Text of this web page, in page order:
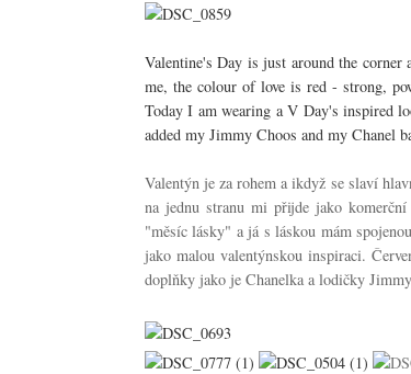
Valentine's Day is just around the
me, the colour of love is red - strong,
Today I am wearing a V Day's inspired
added my Jimmy Choos and my Chanel
Valentýn je za rohem a ikdyž se slaví
na jednu stranu mi přijde jako
"měsíc lásky" a já s láskou mám
jako malou valentýnskou inspiraci.
doplňky jako je Chanelka a lodičky